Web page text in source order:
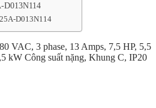
D013N114
D013N114
VAC, 3 phase, 13 Amps, 7,5 HP, 5,5
kW Công suất nặng, Khung C, IP20